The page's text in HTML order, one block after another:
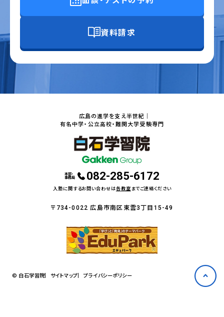
資料請求
広島の進学を支え半世紀｜
有名中学・公立高校・難関大学受験専門
本部・
事務局 082-285-6172
入塾に関するお問い合わせは各教室 までご連絡ください
〒734-0022 広島市南区東雲3丁目15-49
© 白石学習院 サイトマップ プライバシーポリシー